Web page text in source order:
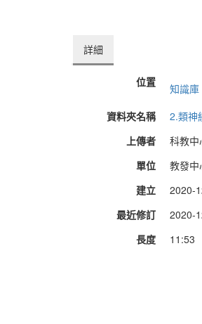
詳細
位置 知識庫
資料夾名稱
2.類神
上傳者
科教中
單位
教發中
建立
2020-
最近修訂
2020-
長度
11:53